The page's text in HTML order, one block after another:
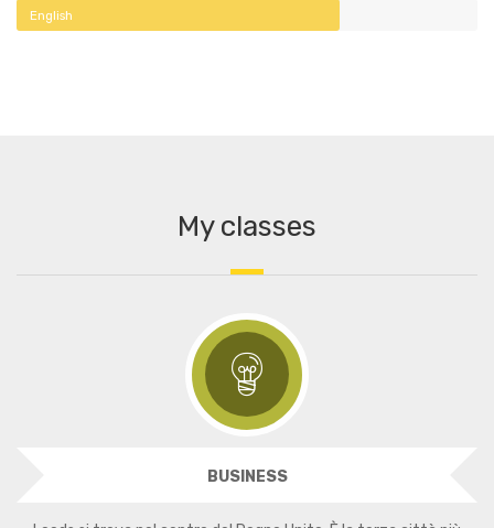
English
My classes
BUSINESS